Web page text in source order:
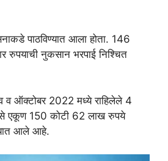
पाठविण्यात आला होता. 146
रुपयाची नुकसान भरपाई निश्चित
व ऑक्टोबर 2022 मध्ये राहिलेले 4
एकूण 150 कोटी 62 लाख रुपये
आले आहे.